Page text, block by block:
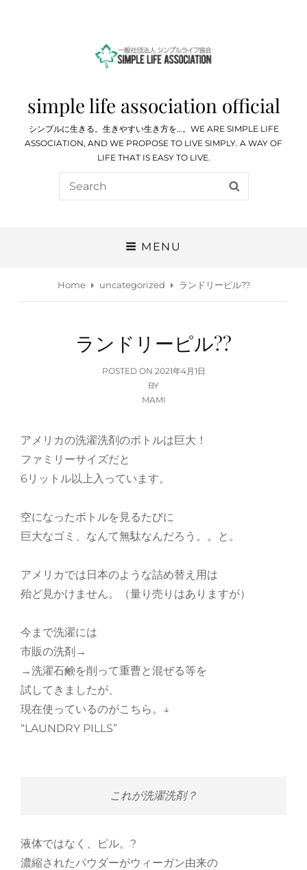
simple life association official
シンプルに生きる。生きやすい生き方を…。WE ARE SIMPLE LIFE
ASSOCIATION, AND WE PROPOSE TO LIVE SIMPLY. A WAY OF
LIFE THAT IS EASY TO LIVE.
Search
for:
MENU
Home uncategorized ランドリーピル??
ランドリーピル??
POSTED ON POSTED
ON
2021年4月1日
BY
MAMI
アメリカの洗濯洗剤のボトルは巨大！
ファミリーサイズだと
6リットル以上入っています。
空になったボトルを見るたびに
巨大なゴミ、なんて無駄なんだろう。。と。
アメリカでは日本のような詰め替え用は
殆ど見かけません。（量り売りはありますが）
今まで洗濯には
市販の洗剤→
→洗濯石鹸を削って重曹と混ぜる等を
試してきましたが、
現在使っているのがこちら。↓
“LAUNDRY PILLS”
これが洗濯洗剤？
液体ではなく、ピル。?
濃縮されたパウダーがウィーガン由来の